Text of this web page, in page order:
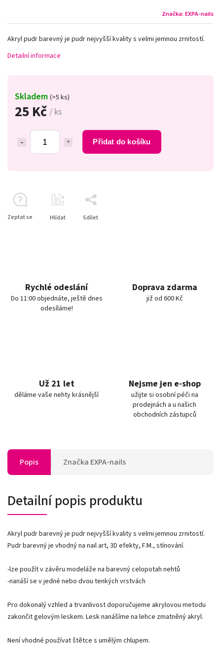
Značka: EXPA-nails
25 Kč/ ks
Přidat do košíku
Skladem (>5 ks)
Akryl pudr barevný je pudr nejvyšší kvality s velmi jemnou zrnitostí.
Detailní informace
Zeptat se Hlídat Sdílet
Rychlé odeslání
Do 11:00 objednáte, ještě dnes
odesíláme!
Doprava zdarma
již od 600 Kč
Už 21 let
děláme vaše nehty krásnější
Nejsme jen e-shop
užijte si osobní péči na
prodejnách a u našich
obchodních zástupců
Popis Značka EXPA-nails
Detailní popis produktu
Akryl pudr barevný je pudr nejvyšší kvality s velmi jemnou zrnitostí.
Pudr barevný je vhodný na nail art, 3D efekty, F.M., stínování.
-lze použít v závěru modeláže na barevný celopotah nehtů
-nanáší se v jedné nebo dvou tenkých vrstvách
Pro dokonalý vzhled a trvanlivost doporučujeme akrylovou metodu
zakončit gelovým leskem. Lesk nanášíme na lehce zmatněný akryl.
Není vhodné používat štětce s umělým chlupem.